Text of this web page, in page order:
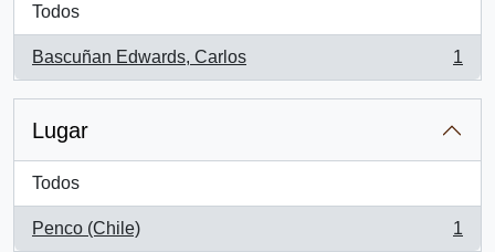
Todos
Bascuñan Edwards, Carlos
, 1 resultados
1
Lugar
Todos
Penco (Chile)
, 1 resultados
1